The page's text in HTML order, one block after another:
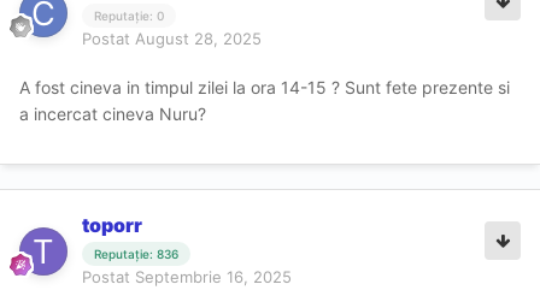
Reputație: 0
Postat August 28, 2025
A fost cineva in timpul zilei la ora 14-15 ? Sunt fete prezente si
a incercat cineva Nuru?
toporr
Reputație: 836
Postat Septembrie 16, 2025